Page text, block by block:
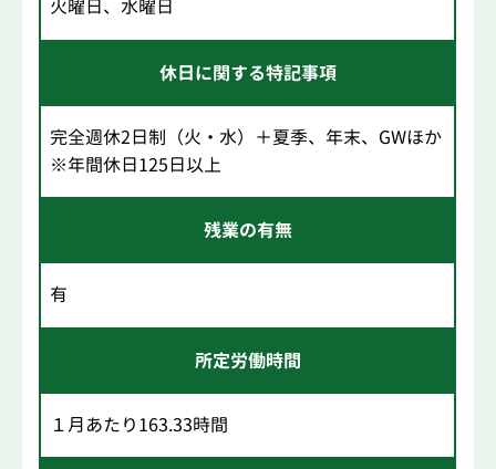
火曜日、水曜日
休日に関する特記事項
完全週休2日制（火・水）＋夏季、年末、GWほか
※年間休日125日以上
残業の有無
有
所定労働時間
１月あたり163.33時間